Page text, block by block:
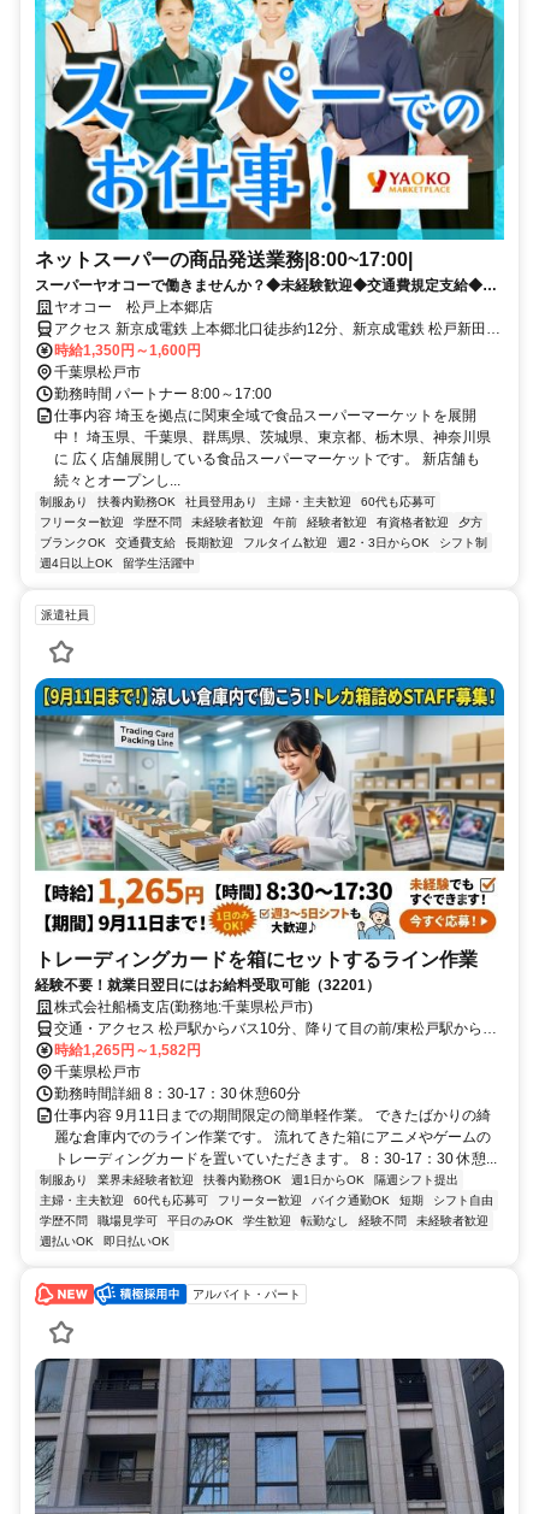
ネットスーパーの商品発送業務|8:00~17:00|
スーパーヤオコーで働きませんか？◆未経験歓迎◆交通費規定支給◆福
利厚生充実◆土日・水曜歓迎
ヤオコー 松戸上本郷店
アクセス 新京成電鉄 上本郷北口徒歩約12分、新京成電鉄 松戸新田北
口徒歩約12分、ＪＲ常磐線/東京メトロ千代田線 北松戸東口徒歩約13
分 新京成線「上本郷駅」より徒歩11分 バイク通勤 応相談 自転車通勤
OK
時給1,350円～1,600円
千葉県松戸市
勤務時間 パートナー 8:00～17:00
仕事内容 埼玉を拠点に関東全域で食品スーパーマーケットを展開
中！ 埼玉県、千葉県、群馬県、茨城県、東京都、栃木県、神奈川県
に 広く店舗展開している食品スーパーマーケットです。 新店舗も
続々とオープンし...
制服あり 扶養内勤務OK 社員登用あり 主婦・主夫歓迎
60代も応募可
フリーター歓迎
学歴不問 未経験者歓迎 午前 経験者歓迎 有資格者歓迎
夕方
ブランクOK
交通費支給 長期歓迎 フルタイム歓迎 週2・3日からOK
シフト制
週4日以上OK
留学生活躍中
派遣社員
トレーディングカードを箱にセットするライン作業
経験不要！就業日翌日にはお給料受取可能（32201）
株式会社船橋支店(勤務地:千葉県松戸市)
交通・アクセス 松戸駅からバス10分、降りて目の前/東松戸駅からバ
ス10分、降りて目の前
時給1,265円～1,582円
千葉県松戸市
勤務時間詳細 8：30-17：30 休憩60分
仕事内容 9月11日までの期間限定の簡単軽作業。 できたばかりの綺
麗な倉庫内でのライン作業です。 流れてきた箱にアニメやゲームの
トレーディングカードを置いていただきます。 8：30-17：30 休憩...
制服あり 業界未経験者歓迎 扶養内勤務OK 週1日からOK
隔週シフト提出
主婦・主夫歓迎
60代も応募可 フリーター歓迎 バイク通勤OK 短期
シフト自由
学歴不問
職場見学可 平日のみOK 学生歓迎 転勤なし 経験不問
未経験者歓迎
週払いOK
即日払いOK
アルバイト・パート